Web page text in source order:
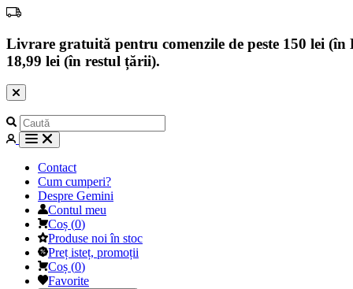
Livrare gratuită pentru comenzile de peste 150 lei
18,99 lei (în restul țării).
Contact
Cum cumperi?
Despre Gemini
Contul meu
Coș (0)
Produse noi în stoc
Preț isteț, promoții
Coș (0)
Favorite